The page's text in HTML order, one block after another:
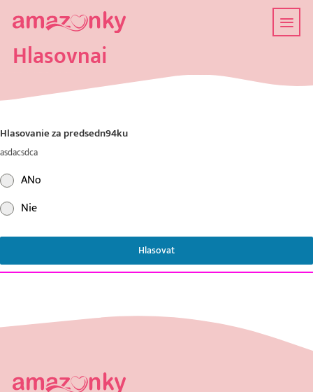
Hlasovnai
Hlasovanie za predsedn94ku
asdacsdca
ANo
Nie
Hlasovat